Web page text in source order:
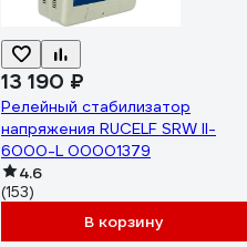
13 190 ₽
Релейный стабилизатор
напряжения RUCELF SRW II-
6000-L 00001379
4.6
(153)
В корзину